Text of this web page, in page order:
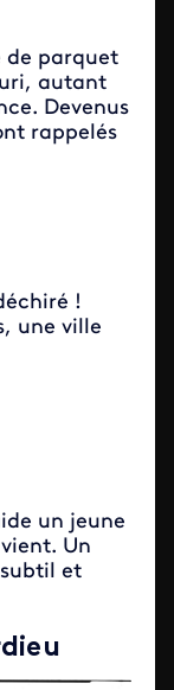
de parquet
autant
Devenus
rappelés
!
une ville
un jeune
Un
et